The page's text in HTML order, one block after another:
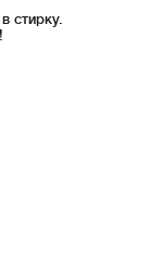
стирку.